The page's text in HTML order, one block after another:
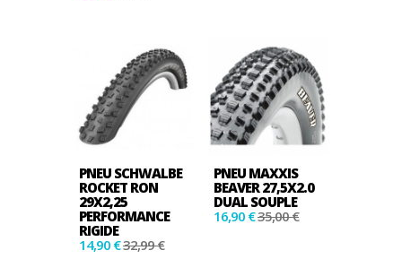
PNEU SCHWALBE
ROCKET RON
29X2,25
PERFORMANCE
RIGIDE
14,90 €32,99 €
PNEU MAXXIS
BEAVER 27,5X2.0
DUAL SOUPLE
16,90 €35,00 €